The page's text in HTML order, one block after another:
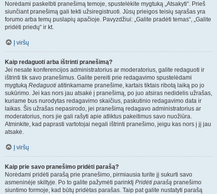
Norėdami paskelbti pranešimą temoje, spustelėkite mygtuką „Atsakyti“. Prieš
siunčiant pranešimą gali tekti užsiregistruoti. Jūsų prieigos teisių sąrašas yra
forumo arba temų puslapių apačioje. Pavyzdžiui: „Galite pradėti temas“, „Galite
pridėti priedų“ ir kt.
Į viršų
Kaip redaguoti arba ištrinti pranešimą?
Jei nesate konferencijos administratorius ar moderatorius, galite redaguoti ir
ištrinti tik savo pranešimus. Galite pereiti prie redagavimo spustelėdami
mygtuką Redaguoti atitinkamame pranešime, kartais tiktais ribotą laiką po jo
sukūrimo. Jei kas nors jau atsakė į pranešimą, po juo atsiras nedidelis užrašas,
kuriame bus nurodytas redagavimo skaičius, paskutinio redagavimo data ir
laikas. Šis užrašas nepasirodo, jei pranešimą redagavo administratorius ar
moderatorius, nors jie gali rašyti apie atliktus pakeitimus savo nuožiūra.
Atminkite, kad paprasti vartotojai negali ištrinti pranešimo, jeigu kas nors į jį jau
atsakė.
Į viršų
Kaip prie savo pranešimo pridėti parašą?
Norėdami pridėti parašą prie pranešimo, pirmiausia turite jį sukurti savo
asmeninėje skiltyje. Po to galite pažymėti parinktį Pridėti parašą pranešimo
siuntimo formoje, kad būtų pridėtas parašas. Taip pat galite nustatyti parašą